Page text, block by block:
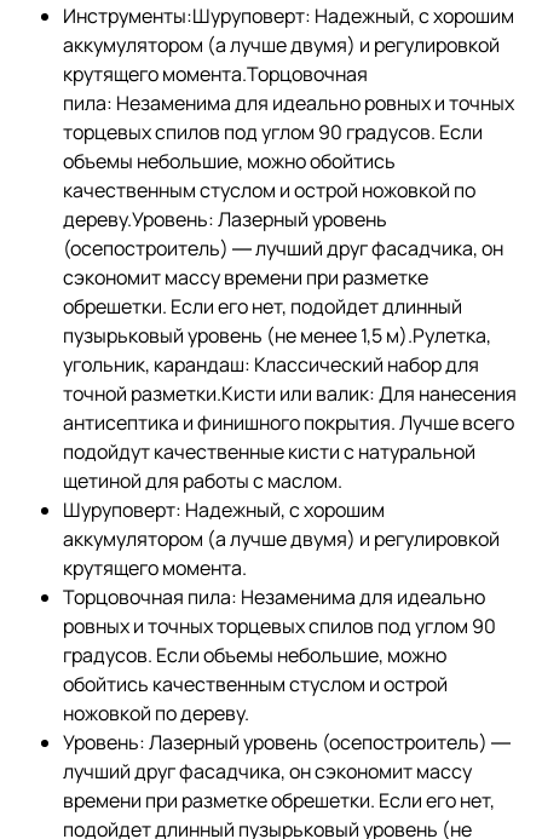
Инструменты:Шуруповерт: Надежный, с хорошим
аккумулятором (а лучше двумя) и регулировкой
крутящего момента.Торцовочная
пила: Незаменима для идеально ровных и точных
торцевых спилов под углом 90 градусов. Если
объемы небольшие, можно обойтись
качественным стуслом и острой ножовкой по
дереву.Уровень: Лазерный уровень
(осепостроитель) — лучший друг фасадчика, он
сэкономит массу времени при разметке
обрешетки. Если его нет, подойдет длинный
пузырьковый уровень (не менее 1,5 м).Рулетка,
угольник, карандаш: Классический набор для
точной разметки.Кисти или валик: Для нанесения
антисептика и финишного покрытия. Лучше всего
подойдут качественные кисти с натуральной
щетиной для работы с маслом.
Шуруповерт: Надежный, с хорошим
аккумулятором (а лучше двумя) и регулировкой
крутящего момента.
Торцовочная пила: Незаменима для идеально
ровных и точных торцевых спилов под углом 90
градусов. Если объемы небольшие, можно
обойтись качественным стуслом и острой
ножовкой по дереву.
Уровень: Лазерный уровень (осепостроитель) —
лучший друг фасадчика, он сэкономит массу
времени при разметке обрешетки. Если его нет,
подойдет длинный пузырьковый уровень (не